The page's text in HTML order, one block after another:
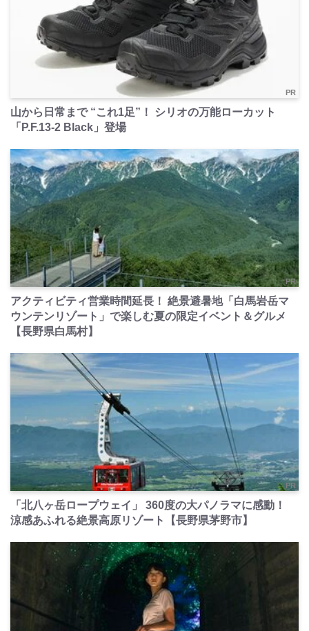
PR
山から日常まで “これ1足”！ シリオの万能ローカット
「P.F.13-2 Black」登場
PR
アクティビティ営業時間延長！ 絶景避暑地「白馬岩岳マ
ウンテンリゾート」で楽しむ夏の限定イベント＆グルメ
【長野県白馬村】
PR
「北八ヶ岳ロープウェイ」 360度の大パノラマに感動！
涼感あふれる絶景高原リゾート【長野県茅野市】